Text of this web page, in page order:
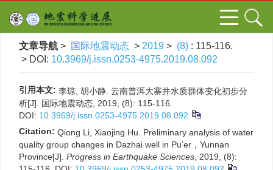
文章导航 > 国际地震动态 > 2019 > (8) : 115-116.
> DOI: 10.3969/j.issn.0253-4975.2019.08.092
引用本文: 李琼, 胡小静. 云南普洱大寨井水质群体变化初步分
析[J]. 国际地震动态, 2019, (8): 115-116.
DOI: 10.3969/j.issn.0253-4975.2019.08.092
Citation: Qiong Li, Xiaojing Hu. Preliminary analysis of water
quality group changes in Dazhai well in Pu’er，Yunnan
Province[J]. Progress in Earthquake Sciences , 2019, (8):